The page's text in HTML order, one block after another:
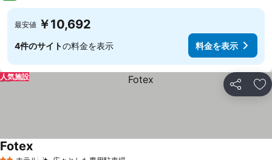
最安値 ￥10,692
4件のサイトの料金を表示 料金を表示
シェア お
人気施設
Fotex料金を表示